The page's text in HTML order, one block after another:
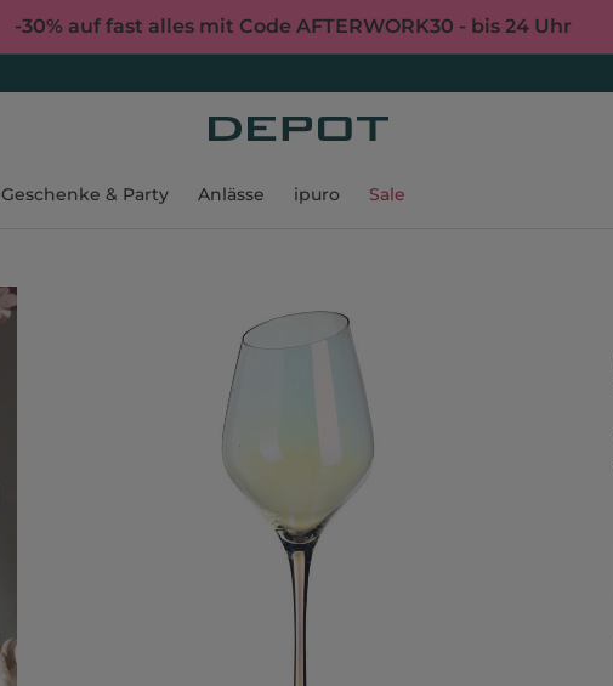
-30% auf fast alles mit Code AFTERWORK30 - bis 24 Uhr
Geschenke & Party Anlässe ipuro Sale